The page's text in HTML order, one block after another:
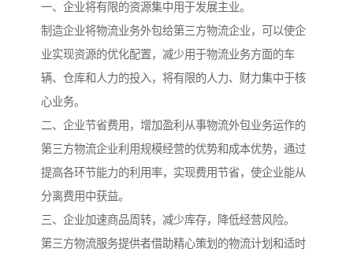
一、企业将有限的资源集中用于发展主业。
制造企业将物流业务外包给第三方物流企业，可以使企
业实现资源的优化配置，减少用于物流业务方面的车
辆、仓库和人力的投入，将有限的人力、财力集中于核
心业务。
二、企业节省费用，增加盈利从事物流外包业务运作的
第三方物流企业利用规模经营的优势和成本优势，通过
提高各环节能力的利用率，实现费用节省，使企业能从
分离费用中获益。
三、企业加速商品周转，减少库存，降低经营风险。
第三方物流服务提供者借助精心策划的物流计划和适时